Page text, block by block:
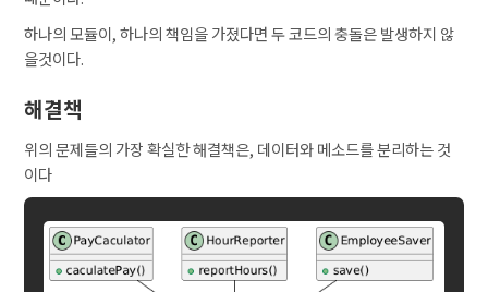
하나의 모듈이, 하나의 책임을 가졌다면 두 코드의 충돌은 발생하지 않
을것이다.
해결책
위의 문제들의 가장 확실한 해결책은, 데이터와 메소드를 분리하는 것
이다